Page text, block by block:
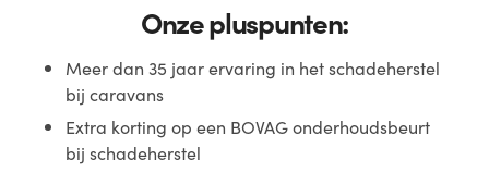
Onze pluspunten:
Meer dan 35 jaar ervaring in het schadeherstel
bij caravans
Extra korting op een BOVAG onderhoudsbeurt
bij schadeherstel